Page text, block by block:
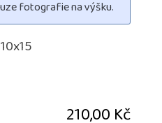
fotografie na výšku.